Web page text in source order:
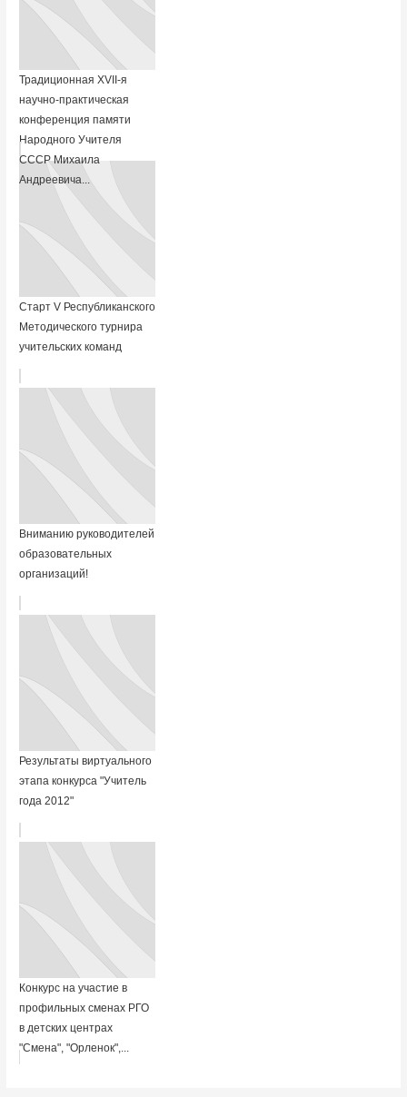
Традиционная XVII-я
научно-практическая
конференция памяти
Народного Учителя
СССР Михаила
Андреевича...
Старт V Республиканского
Методического турнира
учительских команд
Вниманию руководителей
образовательных
организаций!
Результаты виртуального
этапа конкурса "Учитель
года 2012"
Конкурс на участие в
профильных сменах РГО
в детских центрах
"Смена", "Орленок",...